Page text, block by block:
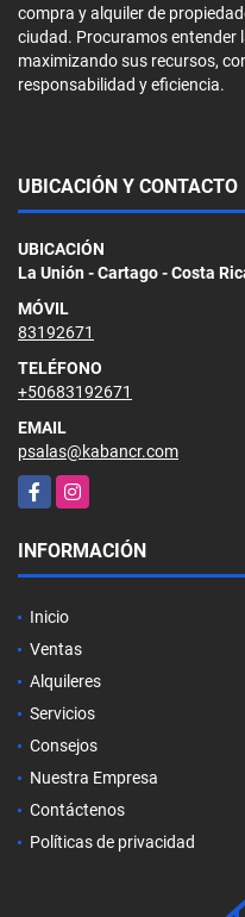
compra y alquiler de
ciudad. Procuramos entender
maximizando sus recursos,
responsabilidad y eficiencia.
UBICACIÓN Y CONTACTO
UBICACIÓN
La Unión - Cartago - Costa
MÓVIL
83192671
TELÉFONO
+50683192671
EMAIL
psalas@kabancr.com
FacebookInstagram
INFORMACIÓN
Inicio
Ventas
Alquileres
Servicios
Consejos
Nuestra Empresa
Contáctenos
Políticas de privacidad